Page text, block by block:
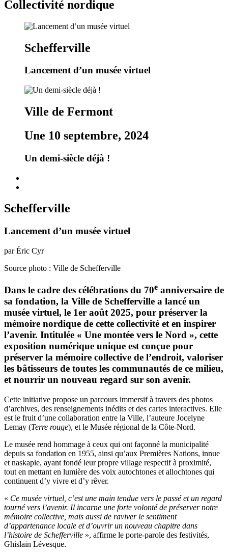
Collectivité nordique
Schefferville
Lancement d’un musée virtuel
Ville de Fermont
Une 10 septembre, 2024
Un demi-siècle déjà !
Schefferville
Lancement d’un musée virtuel
par Éric Cyr
Source photo : Ville de Schefferville
Dans le cadre des célébrations du 70e anniversaire de
sa fondation, la Ville de Schefferville a lancé un
musée virtuel, le 1er août 2025, pour préserver la
mémoire nordique de cette collectivité et en inspirer
l’avenir. Intitulée « Une montée vers le Nord », cette
exposition numérique unique est conçue pour
préserver la mémoire collective de l’endroit, valoriser
les bâtisseurs de toutes les communautés de ce milieu,
et nourrir un nouveau regard sur son avenir.
Cette initiative propose un parcours immersif à travers des photos
d’archives, des renseignements inédits et des cartes interactives. Elle
est le fruit d’une collaboration entre la Ville, l’auteure Jocelyne
Lemay (Terre rouge), et le Musée régional de la Côte-Nord.
Le musée rend hommage à ceux qui ont façonné la municipalité
depuis sa fondation en 1955, ainsi qu’aux Premières Nations, innue
et naskapie, ayant fondé leur propre village respectif à proximité,
tout en mettant en lumière des voix autochtones et allochtones qui
continuent d’y vivre et d’y rêver.
« Ce musée virtuel, c’est une main tendue vers le passé et un regard
tourné vers l’avenir. Il incarne une forte volonté de préserver notre
mémoire collective, mais aussi de raviver le sentiment
d’appartenance locale et d’ouvrir un nouveau chapitre dans
l’histoire de Schefferville », affirme le porte-parole des festivités,
Ghislain Lévesque.